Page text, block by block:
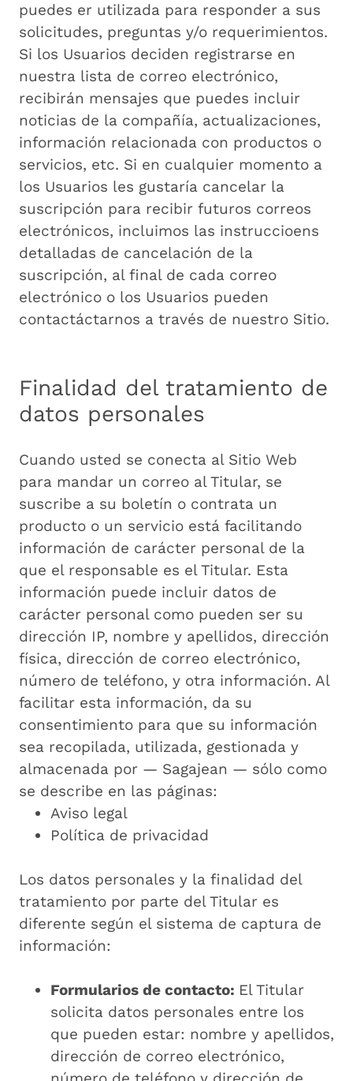
puedes er utilizada para responder a sus
solicitudes, preguntas y/o requerimientos.
Si los Usuarios deciden registrarse en
nuestra lista de correo electrónico,
recibirán mensajes que puedes incluir
noticias de la compañía, actualizaciones,
información relacionada con productos o
servicios, etc. Si en cualquier momento a
los Usuarios les gustaría cancelar la
suscripción para recibir futuros correos
electrónicos, incluimos las instruccioens
detalladas de cancelación de la
suscripción, al final de cada correo
electrónico o los Usuarios pueden
contactáctarnos a través de nuestro Sitio.
Finalidad del tratamiento de
datos personales
Cuando usted se conecta al Sitio Web
para mandar un correo al Titular, se
suscribe a su boletín o contrata un
producto o un servicio está facilitando
información de carácter personal de la
que el responsable es el Titular. Esta
información puede incluir datos de
carácter personal como pueden ser su
dirección IP, nombre y apellidos, dirección
física, dirección de correo electrónico,
número de teléfono, y otra información. Al
facilitar esta información, da su
consentimiento para que su información
sea recopilada, utilizada, gestionada y
almacenada por — Sagajean — sólo como
se describe en las páginas:
Aviso legal
Política de privacidad
Los datos personales y la finalidad del
tratamiento por parte del Titular es
diferente según el sistema de captura de
información:
Formularios de contacto: El Titular
solicita datos personales entre los
que pueden estar: nombre y apellidos,
dirección de correo electrónico,